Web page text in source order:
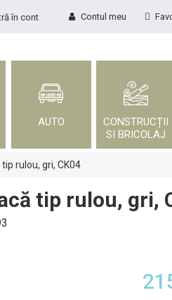
Contul meu
în cont
AUTO
CONSTRUCȚII
SI BRICOLAJ
rulou, gri, CK04
tip rulou, gri,